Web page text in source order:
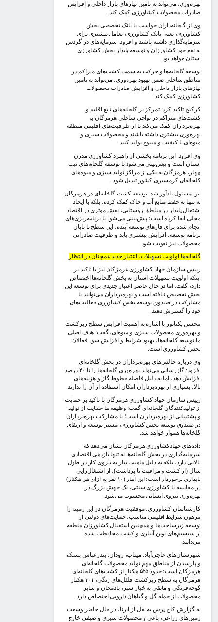
می‌تواند به تامین نیازهای بازار داخلی و افزایش
محصولات کشاورزی کمک کند.
از گلخانه‌داران خواست با بانک تخصصی بخش
یعنی بانک کشاورزی، تعامل بیشتری برای
داشته باشند و افزود: سرمایه‌های در گردش
نفع خود کشاورزان و توسعه پایدار بخش کشاورزی
خواهد بود.
گلخانه‌ها و حرکت به سمت کشت‌های متراکم در
ساحلی ضمن بهبود بهره‌وری، می‌تواند به تامین
بازار داخلی و افزایش صادرات محصولات
کمک کند.
تاکید کرد: تمرکز بر گلخانه‌های تابع اقلیم و
متراکم در نواحی ساحلی هرمزگان به
کمک می‌کند تا از ظرفیت‌های اقلیمی منطقه
بیشتری داشته باشند و محصولات سبزی و
با کیفیت و متنوع تولید کنند.
افزود: این برنامه بخشی از راهبرد کشاورزی مدرن
است و پیش‌بینی می‌شود با توسعه گلخانه‌های تیپ
هرمزگان به یکی از مراکز تولید سبزی و میوه‌های
گرمسیری کشور تبدیل شود.
مسئول یادآور شد: توسعه کشت گلخانه‌ای در هرمزگان
تنها به حفظ منابع آب و خاک کمک کرده، بلکه با ایجاد
پایدار در مناطق روستایی، نقش موثری در اقتصاد
ایفا کرده است؛ پیش‌بینی می‌شود با برنامه‌ریزی‌های
شده برای فازهای توسعه آینده، این سطح تا پایان
توسعه، افزایش بیشتری یابد و ظرفیت صادراتی
نیز تقویت شود.
اولویت تسهیلات، اعتبار جدید همچنان در انتظار
سازمان جهاد کشاورزی هرمزگان نیز با تاکید بر
اولویت تسهیلات استان به بخش گلخانه‌ها اختصاص
گفت: اما در حال حاضر اعتبار جدیدی برای توسعه این
تخصیص نیافته است و بهره‌برداران می‌توانند با
در صندوق توسعه بخش کشاورزی فعالیت‌های
را گسترش دهند.
یکتاپور با اشاره به اهمیت افزایش سطح زیرکشت
بهره‌وری محصولات سبزی و میوه‌ای، گفت: هدف اصلی
توسعه گلخانه‌ها، بهبود شرایط و افزایش سود فعالان
کشاورزی است.
درباره چالش‌های بهره‌برداران در بخش گلخانه‌ای
افزود: گازرسانی می‌تواند بهره‌وری گلخانه‌ها را تا ۴۰ درصد
دهد، اما به دلیل فاصله خطوط گاز و هزینه‌های
بسیاری از بهره‌برداران امکان استفاده از آن را ندارند.
سازمان جهاد کشاورزی هرمزگان با تاکید بر حمایت
تولیدکنندگان گلخانه‌ای گفت: وظیفه ما حمایت از تولید
پشتیبانی از بهره‌برداران است؛ با مشارکت بهره‌برداران
صندوق توسعه بخش کشاورزی، مسیر توسعه و ارتقای
هموار خواهد شد.
جهادکشاورزی هرمزگان نشان می‌دهد که
در بخش گلخانه‌ها نه تنها بازدهی اقتصادی
دارد، بلکه به دلیل ماهیت نیاز به نیروی کار در طول
(از کشت و مراقبت تا برداشت)، از اشتغال‌زایی
پایداری برخوردار است؛ این آمار (۱۰ نفر به ازای هر هکتار)
مقایسه با کشاورزی سنتی، یک جهش بزرگ در
نیروی انسانی محسوب می‌شود.
کشاورزی، موفقیت هرمزگان در این زمینه را
شرایط اقلیمی مناسب، حمایت‌های دولتی از
زیرساخت‌ها و همچنین استقبال کشاورزان منطقه
سیستم‌های نوین آبیاری و کشت محافظت شده
حاجی‌آباد، میناب، رودان، بندرعباس بستک
پارسیان از مناطق مهم تولید محصولات گلخانه‌ای
هرمزگان است؛ حدود ۵۲۵ هکتار از کشت‌های گلخانه‌ای
هرمزگان به سطح زیرکشت فلفل‌های رنگی، ۳۰۱ هکتار
و مابقی به خیار سبز، بادمجان و سایر
از جمله گل و گیاهان دارویی اختصاص دارد.
گزارش کاج پرس به نقل از ایرنا، در حال حاضر وسعت
زراعی، باغی و محصولات سبزی و صیفی خارج